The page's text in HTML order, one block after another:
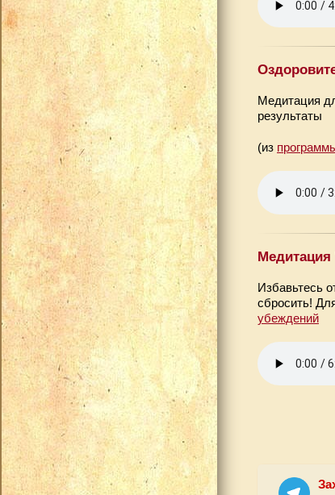
Медитация
результаты
(из
Медитация
Избавьтесь
сбросить!
убеждений